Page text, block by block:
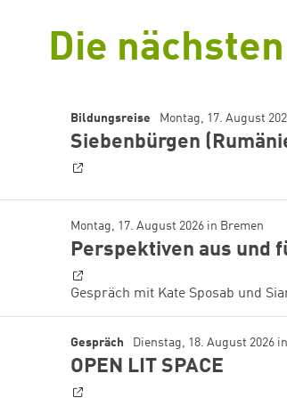
Die
Siebenbürgen
Bildungsreise Montag, 17. August
Perspektiven aus und
Montag, 17. August 2026 in Bremen
Gespräch mit Kate Sposab und
OPEN LIT SPACE
Gespräch Dienstag, 18. August 2026 in